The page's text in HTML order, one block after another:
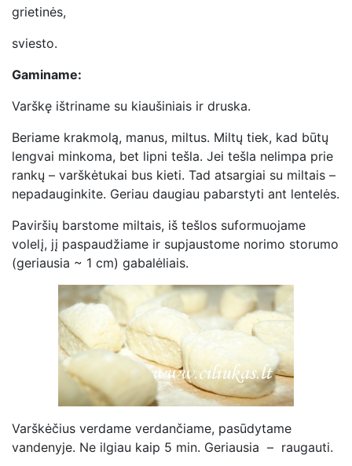
grietinės,
sviesto.
Gaminame:
Varškę ištriname su kiaušiniais ir druska.
Beriame krakmolą, manus, miltus. Miltų tiek, kad būtų
lengvai minkoma, bet lipni tešla. Jei tešla nelimpa prie
rankų – varškėtukai bus kieti. Tad atsargiai su miltais –
nepadauginkite. Geriau daugiau pabarstyti ant lentelės.
Paviršių barstome miltais, iš tešlos suformuojame
volelį, jį paspaudžiame ir supjaustome norimo storumo
(geriausia ~ 1 cm) gabalėliais.
Varškėčius verdame verdančiame, pasūdytame
vandenyje. Ne ilgiau kaip 5 min. Geriausia – raugauti.